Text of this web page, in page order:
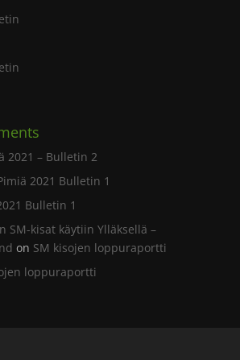
2021 – Bulletin 2
2021 Bulletin 1
Bulletin 1
SM-kisat käytiin Ylläksellä –
on SM kisojen loppuraportti
loppuraportti